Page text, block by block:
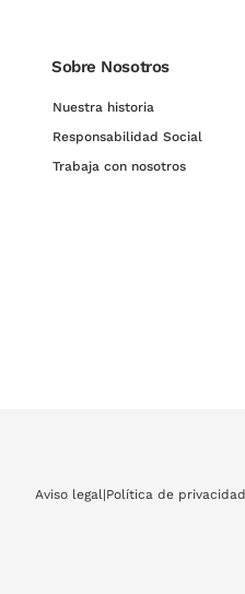
Sobre Nosotros
Nuestra historia
Responsabilidad Social
Trabaja con nosotros
Aviso legal|Política de privacidad